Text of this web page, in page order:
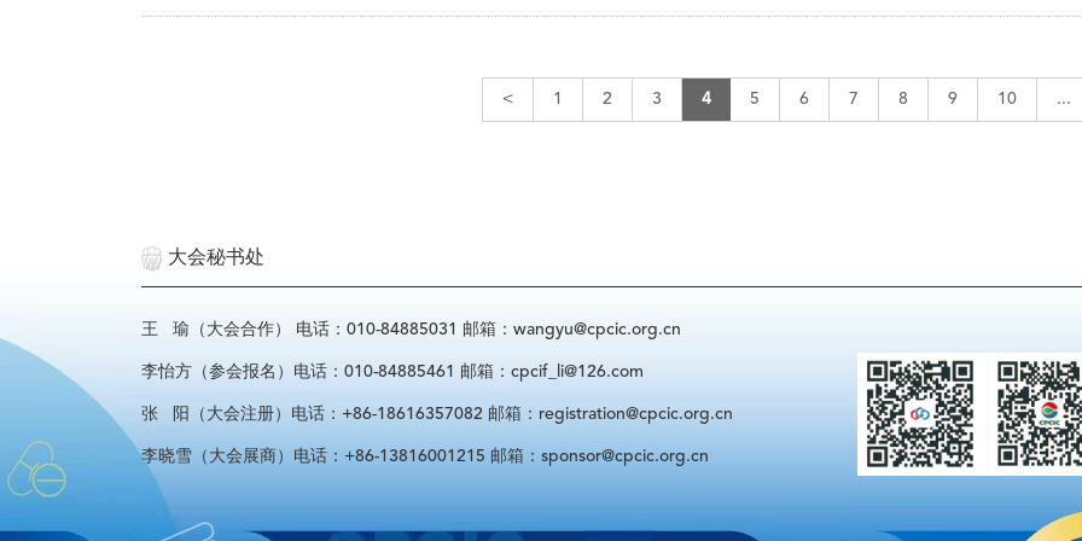
< 1 2 3 4 5 6 7 8 9 10 ...
大会秘书处
王 瑜（大会合作） 电话：010-84885031 邮箱：wangyu@cpcic.org.cn
李怡方（参会报名）电话：010-84885461 邮箱：cpcif_li@126.com
张 阳（大会注册）电话：+86-18616357082 邮箱：registration@cpcic.org.cn
李晓雪（大会展商）电话：+86-13816001215 邮箱：sponsor@cpcic.org.cn